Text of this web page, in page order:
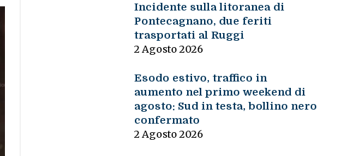
Incidente sulla litoranea di
Pontecagnano, due feriti
trasportati al Ruggi
2 Agosto 2026
Esodo estivo, traffico in
aumento nel primo weekend di
agosto: Sud in testa, bollino nero
confermato
2 Agosto 2026